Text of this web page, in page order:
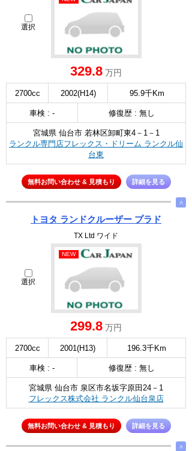
選択
329.8 万円
2700cc 2002(H14) 95.9千Km
車検 : - 修復歴 : 無し
宮城県 仙台市 若林区卸町東4－1－1
ランクル専門店フレックス・ドリーム ランクル仙
台東
無料お問い合わせ & 見積もり 詳細を見る
∧
トヨタ ランドクルーザー プラド
TX Ltd ワイド
選択
NEW
299.8 万円
2700cc 2001(H13) 196.3千Km
車検 : - 修復歴 : 無し
宮城県 仙台市 泉区市名坂字原田24－1
フレックス株式会社 ランクル仙台泉店
無料お問い合わせ & 見積もり 詳細を見る
∧